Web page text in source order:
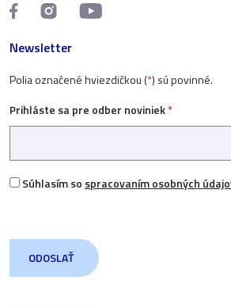
Newsletter
Polia označené hviezdičkou (*) sú povinné.
Prihláste sa pre odber noviniek*
Súhlasím so spracovaním osobných